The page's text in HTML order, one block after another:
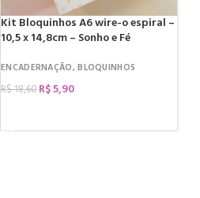
Kit Bloquinhos A6 wire-o espiral –
10,5 x 14,8cm – Sonho e Fé
ENCADERNAÇÃO,BLOQUINHOS
R$18,60 R$5,90